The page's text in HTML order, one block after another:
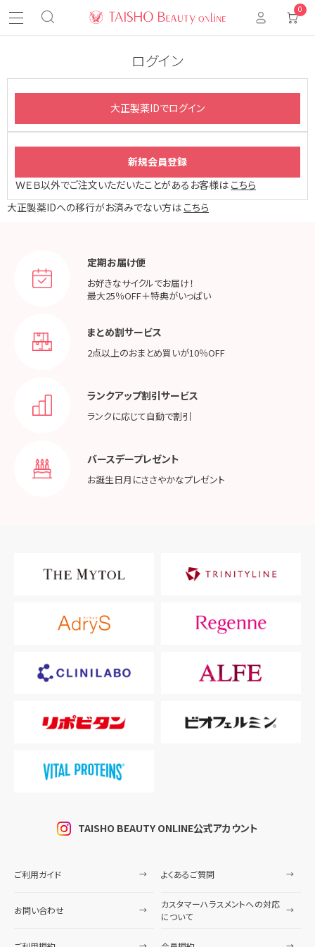
0
ログイン
ＷＥＢ以外でご注文いただいたことがあるお客様は こちら
大正製薬IDへの移行がお済みでない方は こちら
定期お届け便
お好きなサイクルでお届け！
最大25％OFF＋特典がいっぱい
まとめ割サービス
2点以上のおまとめ買いが10％OFF
ランクアップ割引サービス
ランクに応じて自動で割引
バースデープレゼント
お誕生日月にささやかなプレゼント
TAISHO BEAUTY ONLINE公式アカウント
ご利用ガイド よくあるご質問
お問い合わせ
カスタマーハラスメントへの対応
について